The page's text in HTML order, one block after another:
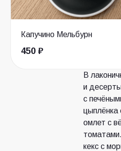
Капучино Мельбурн
450 ₽
В
и
с
омлет с
кекс с